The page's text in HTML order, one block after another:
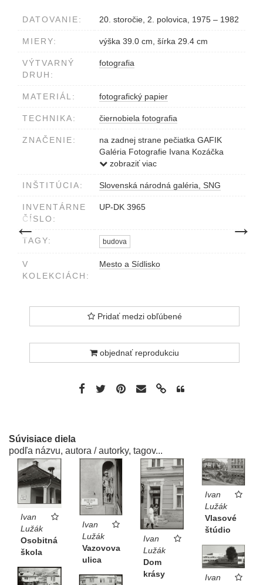
←
predchádzajúce dielo →
DATOVANIE: 20. storočie, 2. polovica, 1975 – 1982
MIERY: výška 39.0 cm, šírka 29.4 cm
VÝTVARNÝ
DRUH:
fotografia
MATERIÁL: fotografický papier
TECHNIKA: čiernobiela fotografia
ZNAČENIE:
na zadnej strane pečiatka GAFIK
Galéria Fotografie Ivana Kozáčka
Bratislava, pečiatka Zväz slovenských
Murgašova 5, 801 00 Bratislava,
pečiatka Foto Ivan Lužák, Ing.,
ceruzkou 3, strojom na prilepenom
páse papiera Ing. Ivan Lužák, MZSF:
zobraziť viac
INŠTITÚCIA: Slovenská národná galéria, SNG
INVENTÁRNE
ČÍSLO:
UP-DK 3965
TAGY: budova
V
KOLEKCIÁCH:
Mesto a Sídlisko
Pridať medzi obľúbené
objednať reprodukciu
Súvisiace diela
podľa názvu, autora / autorky, tagov...
Ivan
Lužák
Osobitná
škola
Ivan
Lužák
Vazovova
ulica
Ivan
Lužák
Dom
krásy
Ivan
Lužák
Vlasové
štúdio
Ivan